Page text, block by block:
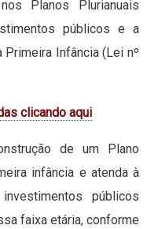
Planos Plurianuais
públicos e a
Infância (Lei nº
clicando aqui
de um Plano
infância e atenda à
públicos
faixa etária, conforme